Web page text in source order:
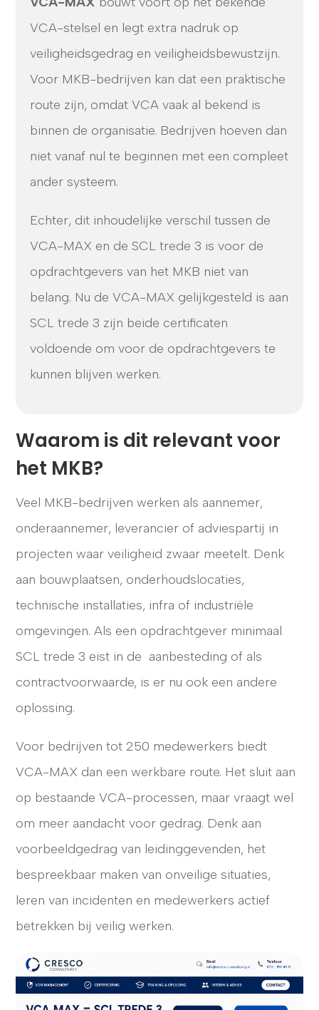
VCA-stelsel en legt extra nadruk op
veiligheidsgedrag en veiligheidsbewustzijn.
Voor MKB-bedrijven kan dat een praktische
route zijn, omdat VCA vaak al bekend is
binnen de organisatie. Bedrijven hoeven dan
niet vanaf nul te beginnen met een compleet
ander systeem.
Echter, dit inhoudelijke verschil tussen de
VCA-MAX en de SCL trede 3 is voor de
opdrachtgevers van het MKB niet van
belang. Nu de VCA-MAX gelijkgesteld is aan
SCL trede 3 zijn beide certificaten
voldoende om voor de opdrachtgevers te
kunnen blijven werken.
Waarom is dit relevant voor
het MKB?
Veel MKB-bedrijven werken als aannemer,
onderaannemer, leverancier of adviespartij in
projecten waar veiligheid zwaar meetelt. Denk
aan bouwplaatsen, onderhoudslocaties,
technische installaties, infra of industriële
omgevingen. Als een opdrachtgever minimaal
SCL trede 3 eist in de aanbesteding of als
contractvoorwaarde, is er nu ook een andere
oplossing.
Voor bedrijven tot 250 medewerkers biedt
VCA-MAX dan een werkbare route. Het sluit aan
op bestaande VCA-processen, maar vraagt wel
om meer aandacht voor gedrag. Denk aan
voorbeeldgedrag van leidinggevenden, het
bespreekbaar maken van onveilige situaties,
leren van incidenten en medewerkers actief
betrekken bij veilig werken.